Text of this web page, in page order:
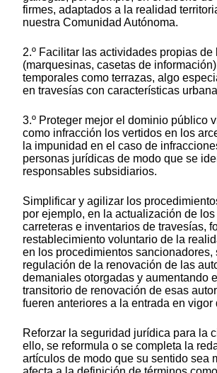
firmes, adaptados a la realidad
nuestra Comunidad Autónoma.
2.º Facilitar las actividades propias
(marquesinas, casetas de
temporales como terrazas, algo
en travesías con características
3.º Proteger mejor el dominio público
como infracción los vertidos en los
la impunidad en el caso de
personas jurídicas de modo que se
responsables subsidiarios.
Simplificar y agilizar los
por ejemplo, en la actualización de
carreteras e inventarios de travesías,
restablecimiento voluntario de la
en los procedimientos sancionadores,
regulación de la renovación de las
demaniales otorgadas y aumentando
transitorio de renovación de esas
fueren anteriores a la entrada en vigor
Reforzar la seguridad jurídica para la
ello, se reformula o se completa la
artículos de modo que su sentido sea